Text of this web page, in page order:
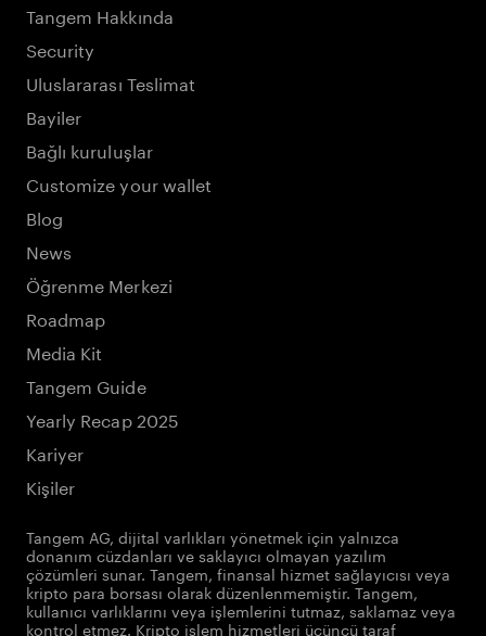
Tangem Hakkında
Security
Uluslararası Teslimat
Bayiler
Bağlı kuruluşlar
Customize your wallet
Blog
News
Öğrenme Merkezi
Roadmap
Media Kit
Tangem Guide
Yearly Recap 2025
Kariyer
Kişiler
Tangem AG, dijital varlıkları yönetmek için yalnızca
donanım cüzdanları ve saklayıcı olmayan yazılım
çözümleri sunar. Tangem, finansal hizmet sağlayıcısı veya
kripto para borsası olarak düzenlenmemiştir. Tangem,
kullanıcı varlıklarını veya işlemlerini tutmaz, saklamaz veya
kontrol etmez. Kripto işlem hizmetleri üçüncü taraf